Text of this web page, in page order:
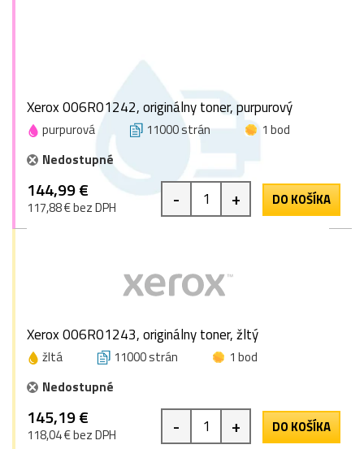
Xerox 006R01242, originálny toner, purpurový
purpurová 11000 strán
1 bod
Nedostupné
144,99 €
117,88 € bez DPH - + DO KOŠÍKA
Xerox 006R01243, originálny toner, žltý
žltá 11000 strán
1 bod
Nedostupné
145,19 €
118,04 € bez DPH - + DO KOŠÍKA